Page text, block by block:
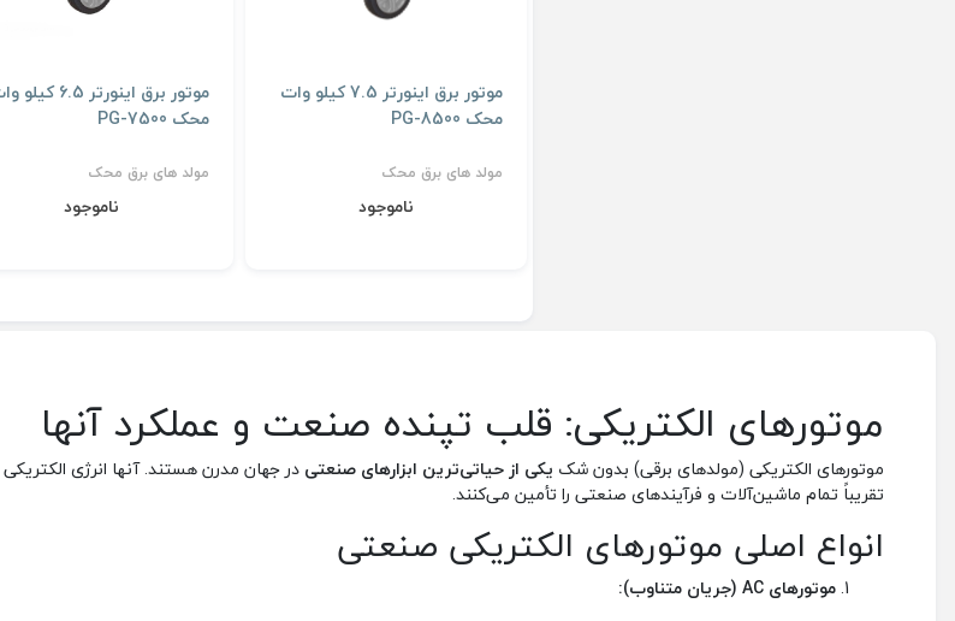
موتور برق اینورتر 7.5 کیلو وات
محک PG-8500
مولد های برق محک
ناموجود
موتور برق اینورتر 6.5
محک PG-7500
مولد های برق محک
ناموجود
موتورهای الکتریکی: قلب تپنده صنعت و عملکرد آنها
موتورهای الکتریکی (مولدهای برقی) بدون شک یکی از حیاتی‌ترین ابزارهای صنعتی در جهان مدرن هستند. آنها انرژی
تقریباً تمام ماشین‌آلات و فرآیندهای صنعتی را تأمین می‌کنند.
انواع اصلی موتورهای الکتریکی صنعتی
موتورهای AC (جریان متناوب):